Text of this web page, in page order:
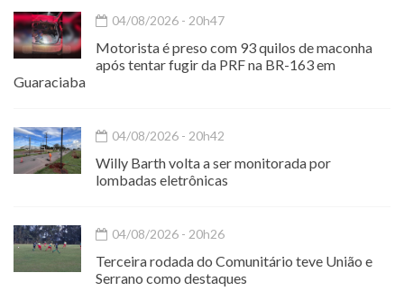
04/08/2026 - 20h47
Motorista é preso com 93 quilos de maconha
após tentar fugir da PRF na BR-163 em
Guaraciaba
04/08/2026 - 20h42
Willy Barth volta a ser monitorada por
lombadas eletrônicas
04/08/2026 - 20h26
Terceira rodada do Comunitário teve União e
Serrano como destaques